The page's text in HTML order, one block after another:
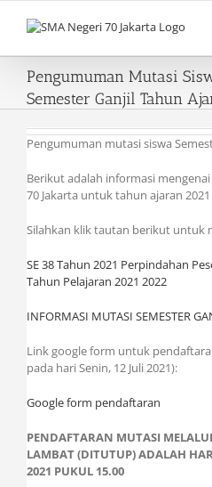
Pengumuman Mutasi
Semester Ganjil Tahun
Pengumuman mutasi siswa
Berikut adalah informasi
70 Jakarta untuk tahun ajaran 2021
Silahkan klik tautan berikut untuk
SE 38 Tahun 2021 Perpindahan
Tahun Pelajaran 2021 2022
INFORMASI MUTASI SEMESTER
Link google form untuk
pada hari Senin, 12 Juli 2021):
Google form pendaftaran
PENDAFTARAN MUTASI
LAMBAT (DITUTUP) ADALAH
2021 PUKUL 15.00